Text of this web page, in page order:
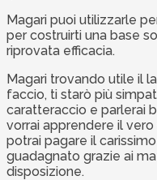
Magari puoi utilizzarle
per costruirti una base
riprovata efficacia.
Magari trovando utile il
faccio, ti starò più
caratteraccio e parlerai
vorrai apprendere il
potrai pagare il
guadagnato grazie ai
disposizione.